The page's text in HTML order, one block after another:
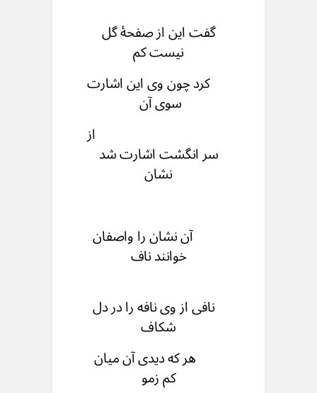
گفت این از صفحۀ گل
نیست کم
کرد چون وی این اشارت
سوی آن
از
سر انگشت اشارت شد
نشان
آن نشان را واصفان
خوانند ناف
نافی از وی نافه را در دل
شکاف
هر که دیدی آن میان
کم زمو